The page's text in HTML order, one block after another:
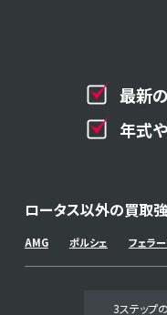
最新
年式
ロータス以外の買取
AMG ポルシェ フェラー
3ステップ